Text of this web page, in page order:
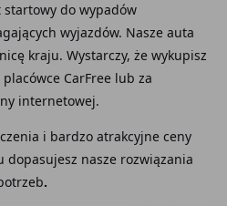
startowy do wypadów
wyjazdów. Nasze auta
kraju. Wystarczy, że wykupisz
CarFree lub za
internetowej.
i bardzo atrakcyjne ceny
nasze rozwiązania
.